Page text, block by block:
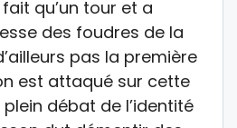
fait qu’un tour et a
des foudres de la
pas la première
est attaqué sur cette
débat de l’identité